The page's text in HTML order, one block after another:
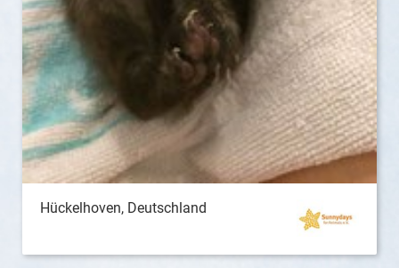
Hückelhoven, Deutschland